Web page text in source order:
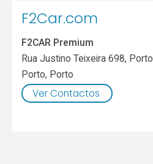
F2Car.com
F2CAR Premium
Rua Justino Teixeira 698, Porto
Porto, Porto
Ver Contactos